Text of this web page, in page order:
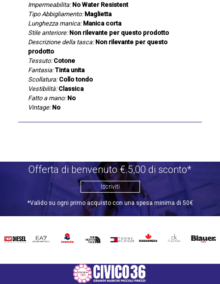
Impermeabilita: No Water Resistent
Tipo Abbigliamento: Maglietta
Lunghezza manica: Manica corta
Stile anteriore: Non rilevante per questo prodotto
Descrizione della tasca: Non rilevante per questo
prodotto
Tessuto: Cotone
Fantasia: Tinta unita
Scollatura: Collo tondo
Vestibilità: Classica
Fatto a mano: No
Vintage: No
Offerta di benvenuto €.5,00 di sconto*
Iscriviti
*Valido su ogni primo acquisto con una spesa minima di 50€
DIESEL EA7 INVICTATHE
TOMMY
DSQUARED2
CALVIN BLAUER